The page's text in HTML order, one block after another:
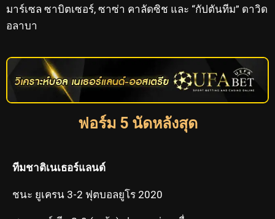
มาร์เซล ซาบิตเซอร์, ซาซ่า คาลัดซิช และ “กัปตันทีม” ดาวิด
อลาบา
ฟอร์ม 5 นัดหลังสุด
ทีมชาติเนเธอร์แลนด์
ชนะ ยูเครน 3-2 ฟุตบอลยูโร 2020